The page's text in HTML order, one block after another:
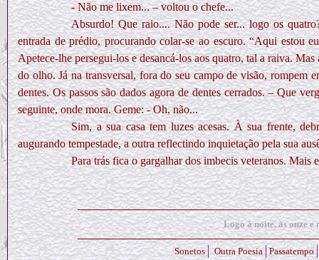
- Não me lixem... – voltou o chefe...
Absurdo! Que raio.... Não pode ser... logo os
entrada de prédio, procurando colar-se ao escuro. “Aqui estou
Apetece-lhe persegui-los e desancá-los aos quatro, tal a raiva.
do olho. Já na transversal, fora do seu campo de visão, rompem
dentes. Os passos são dados agora de dentes cerrados. – Que
seguinte, onde mora. Geme: - Oh, não...
Sim, a sua casa tem luzes acesas. À sua frente,
augurando tempestade, a outra reflectindo inquietação pela sua
Para trás fica o gargalhar dos imbecis veteranos.
Logo à noite, às onze e
Sonetos Outra Poesia Passatempo